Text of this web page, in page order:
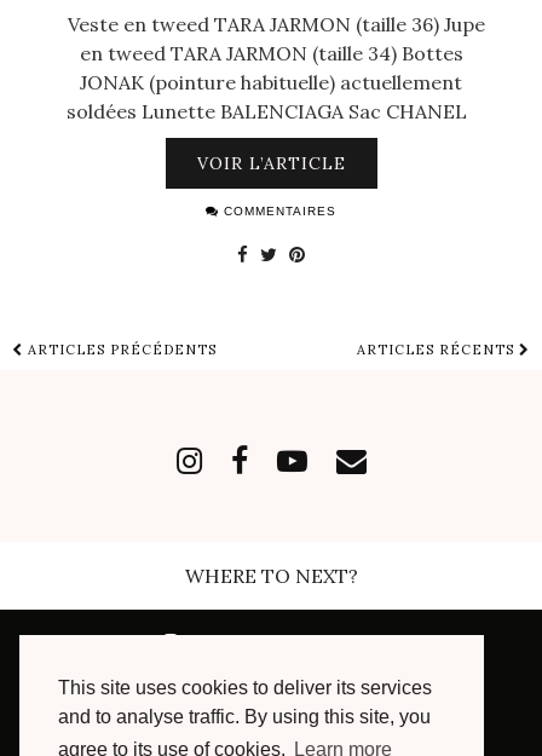
This site uses cookies to deliver its services
and to analyse traffic. By using this site, you
agree to its use of cookies.
Learn more
Veste en tweed TARA JARMON (taille 36) Jupe
en tweed TARA JARMON (taille 34) Bottes
JONAK (pointure habituelle) actuellement
soldées Lunette BALENCIAGA Sac CHANEL
VOIR L’ARTICLE
COMMENTAIRES
ARTICLES PRÉCÉDENTS ARTICLES RÉCENTS
WHERE TO NEXT?
INSTAGRAM| 168489